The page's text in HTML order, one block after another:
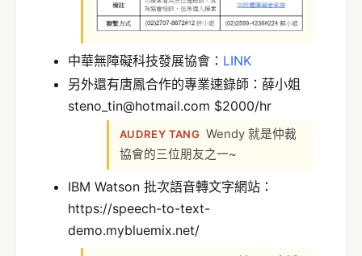
中華無障礙科技發展協會： LINK
另外還有唐鳳合作的專業速錄師：薛小姐
steno_tin@hotmail.com $2000/hr
AUDREY TANG Wendy 就是仲裁
協會的三位朋友之一~
IBM Watson 批次語音轉文字網站：
https://speech-to-text-
demo.mybluemix.net/